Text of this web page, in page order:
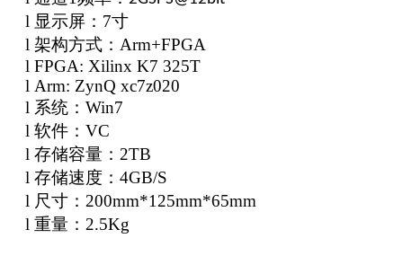
l 显示屏： 7寸
l 架构方式： Arm+FPGA
l FPGA: Xilinx K7 325T
l Arm: ZynQ xc7z020
l 系统： Win7
l 软件： VC
l 存储容量： 2TB
l 存储速度： 4GB/S
l 尺寸： 200mm*125mm*65mm
l 重量： 2.5Kg